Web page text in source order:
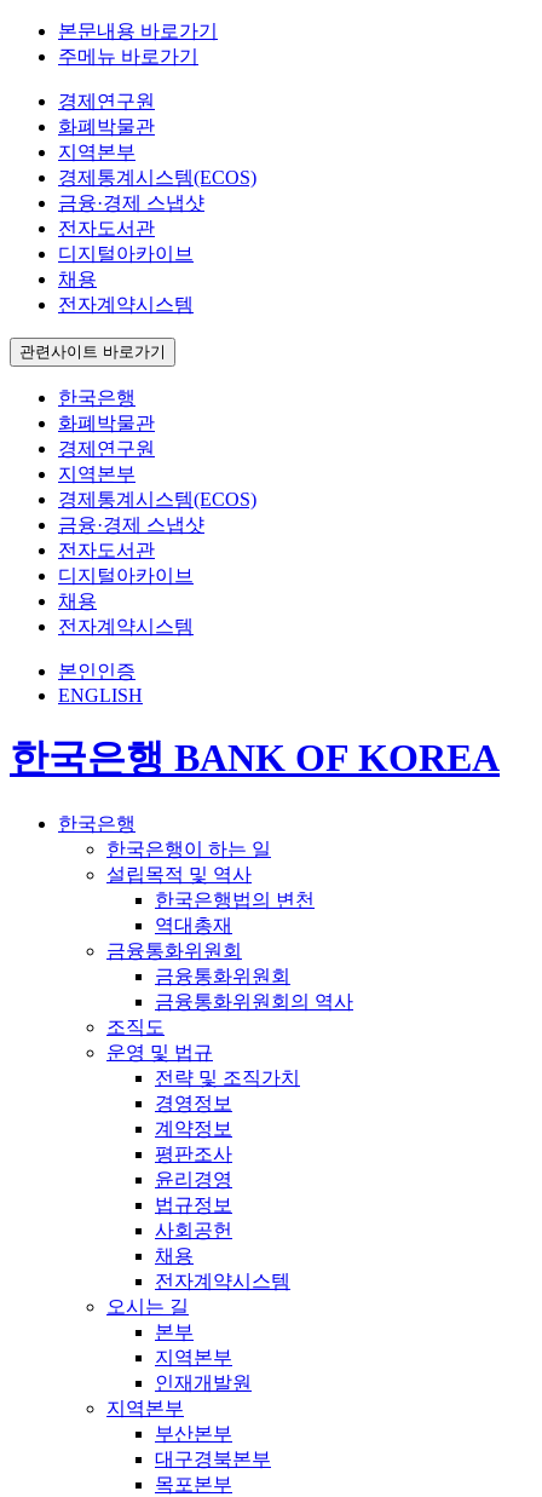
본문내용 바로가기
주메뉴 바로가기
경제연구원
화폐박물관
지역본부
경제통계시스템(ECOS)
금융·경제 스냅샷
전자도서관
디지털아카이브
채용
전자계약시스템
관련사이트 바로가기
한국은행
화폐박물관
경제연구원
지역본부
경제통계시스템(ECOS)
금융·경제 스냅샷
전자도서관
디지털아카이브
채용
전자계약시스템
본인인증
ENGLISH
한국은행 BANK OF KOREA
한국은행
한국은행이 하는 일
설립목적 및 역사
한국은행법의 변천
역대총재
금융통화위원회
금융통화위원회
금융통화위원회의 역사
조직도
운영 및 법규
전략 및 조직가치
경영정보
계약정보
평판조사
윤리경영
법규정보
사회공헌
채용
전자계약시스템
오시는 길
본부
지역본부
인재개발원
지역본부
부산본부
대구경북본부
목포본부